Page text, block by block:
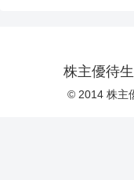
株主優待
© 2014 株主